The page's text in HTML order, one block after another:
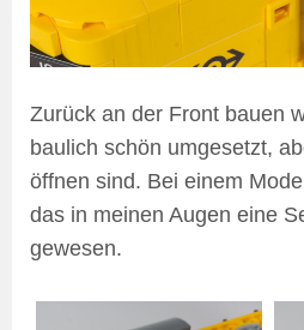
Zurück an der Front bauen
baulich schön umgesetzt,
öffnen sind. Bei einem
das in meinen Augen eine
gewesen.